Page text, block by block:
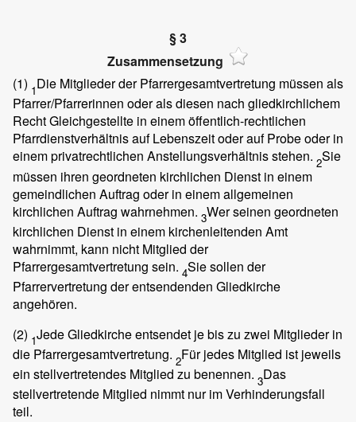
§ 3
Zusammensetzung
(1) 1Die Mitglieder der Pfarrergesamtvertretung müssen als
Pfarrer/Pfarrerinnen oder als diesen nach gliedkirchlichem
Recht Gleichgestellte in einem öffentlich-rechtlichen
Pfarrdienstverhältnis auf Lebenszeit oder auf Probe oder in
einem privatrechtlichen Anstellungsverhältnis stehen. 2Sie
müssen ihren geordneten kirchlichen Dienst in einem
gemeindlichen Auftrag oder in einem allgemeinen
kirchlichen Auftrag wahrnehmen. 3Wer seinen geordneten
kirchlichen Dienst in einem kirchenleitenden Amt
wahrnimmt, kann nicht Mitglied der
Pfarrergesamtvertretung sein. 4Sie sollen der
Pfarrervertretung der entsendenden Gliedkirche
angehören.
(2) 1Jede Gliedkirche entsendet je bis zu zwei Mitglieder in
die Pfarrergesamtvertretung. 2Für jedes Mitglied ist jeweils
ein stellvertretendes Mitglied zu benennen. 3Das
stellvertretende Mitglied nimmt nur im Verhinderungsfall
teil.